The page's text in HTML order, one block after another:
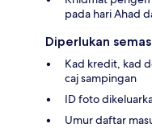
pada hari Ahad
Diperlukan
Kad kredit, kad
caj sampingan
ID foto
Umur daftar